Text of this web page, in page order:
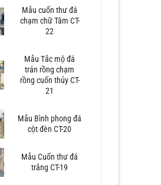
Mẫu cuốn thư đá
chạm chữ Tâm CT-
22
Mẫu Tắc mộ đá
trán rồng chạm
rồng cuốn thủy CT-
21
Mẫu Bình phong đá
cột đèn CT-20
Mẫu Cuốn thư đá
trắng CT-19